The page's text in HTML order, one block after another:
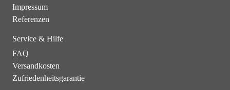
Impressum
Referenzen
Service & Hilfe
FAQ
Versandkosten
Zufriedenheitsgarantie